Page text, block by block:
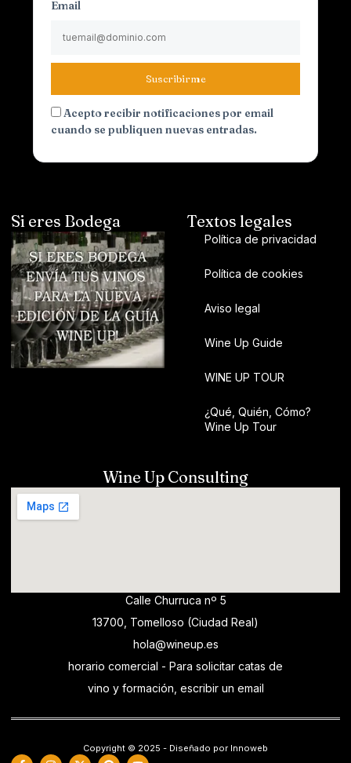
Email
Suscribirme
Acepto recibir notificaciones por email
cuando se publiquen nuevas entradas.
Si eres Bodega Textos legales
Política de privacidad
Política de cookies
Aviso legal
Wine Up Guide
WINE UP TOUR
¿Qué, Quién, Cómo?
Wine Up Tour
Wine Up Consulting
Calle Churruca nº 5
13700, Tomelloso (Ciudad Real)
hola@wineup.es
horario comercial - Para solicitar catas de
vino y formación, escribir un email
Copyright © 2025 - Diseñado por Innoweb